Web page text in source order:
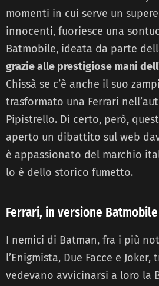
momenti in cui serve un
innocenti, fuoriesce una
Batmobile, ideata da parte
grazie alle prestigiose mani
Chissà se c’è anche il suo
trasformato una Ferrari
Pipistrello. Di certo, però,
aperto un dibattito sul web
è appassionato del marchio
lo è dello storico fumetto.
Ferrari, in versione
I nemici di Batman, fra i più
l’Enigmista, Due Facce e
vedevano avvicinarsi a loro la